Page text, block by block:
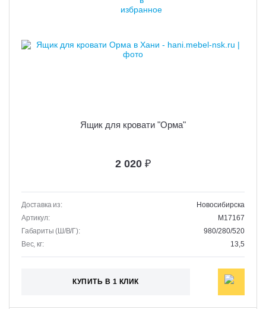
Ящик для кровати "Орма"
2 020 ₽
Доставка из:
Новосибирска
Артикул:
M17167
Габариты (Ш/В/Г):
980/280/520
Вес, кг:
13,5
КУПИТЬ В 1 КЛИК